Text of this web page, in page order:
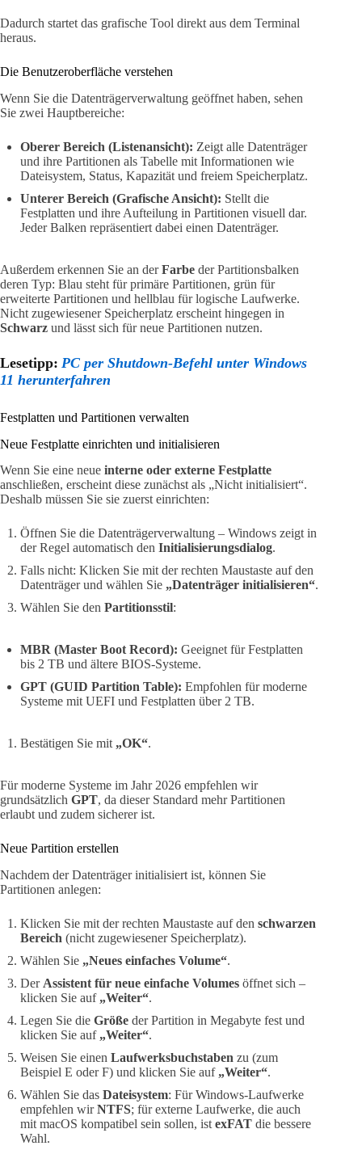
Dadurch startet das grafische Tool direkt aus dem Terminal
heraus.
Die Benutzeroberfläche verstehen
Wenn Sie die Datenträgerverwaltung geöffnet haben, sehen
Sie zwei Hauptbereiche:
Oberer Bereich (Listenansicht): Zeigt alle Datenträger
und ihre Partitionen als Tabelle mit Informationen wie
Dateisystem, Status, Kapazität und freiem Speicherplatz.
Unterer Bereich (Grafische Ansicht): Stellt die
Festplatten und ihre Aufteilung in Partitionen visuell dar.
Jeder Balken repräsentiert dabei einen Datenträger.
Außerdem erkennen Sie an derFarbe der Partitionsbalken
deren Typ: Blau steht für primäre Partitionen, grün für
erweiterte Partitionen und hellblau für logische Laufwerke.
Nicht zugewiesener Speicherplatz erscheint hingegen in
Schwarz und lässt sich für neue Partitionen nutzen.
Lesetipp: PC per Shutdown-Befehl unter Windows
11 herunterfahren
Festplatten und Partitionen verwalten
Neue Festplatte einrichten und initialisieren
Wenn Sie eine neue interne oder externe Festplatte
anschließen, erscheint diese zunächst als „Nicht initialisiert“.
Deshalb müssen Sie sie zuerst einrichten:
Öffnen Sie die Datenträgerverwaltung – Windows zeigt in
der Regel automatisch den Initialisierungsdialog.
Falls nicht: Klicken Sie mit der rechten Maustaste auf den
Datenträger und wählen Sie „Datenträger initialisieren“.
Wählen Sie den Partitionsstil:
MBR (Master Boot Record): Geeignet für Festplatten
bis 2 TB und ältere BIOS-Systeme.
GPT (GUID Partition Table): Empfohlen für moderne
Systeme mit UEFI und Festplatten über 2 TB.
Bestätigen Sie mit „OK“.
Für moderne Systeme im Jahr 2026 empfehlen wir
grundsätzlich GPT, da dieser Standard mehr Partitionen
erlaubt und zudem sicherer ist.
Neue Partition erstellen
Nachdem der Datenträger initialisiert ist, können Sie
Partitionen anlegen:
Klicken Sie mit der rechten Maustaste auf den schwarzen
Bereich (nicht zugewiesener Speicherplatz).
Wählen Sie „Neues einfaches Volume“.
Der Assistent für neue einfache Volumes öffnet sich –
klicken Sie auf „Weiter“.
Legen Sie die Größe der Partition in Megabyte fest und
klicken Sie auf „Weiter“.
Weisen Sie einen Laufwerksbuchstaben zu (zum
Beispiel E oder F) und klicken Sie auf „Weiter“.
Wählen Sie das Dateisystem: Für Windows-Laufwerke
empfehlen wirNTFS; für externe Laufwerke, die auch
mit macOS kompatibel sein sollen, ist exFAT die bessere
Wahl.